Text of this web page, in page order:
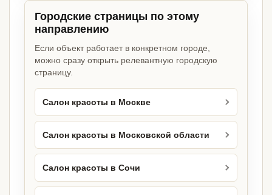
Городские страницы по этому
направлению
Если объект работает в конкретном городе,
можно сразу открыть релевантную городскую
страницу.
Салон красоты в Москве
Салон красоты в Московской области
Салон красоты в Сочи